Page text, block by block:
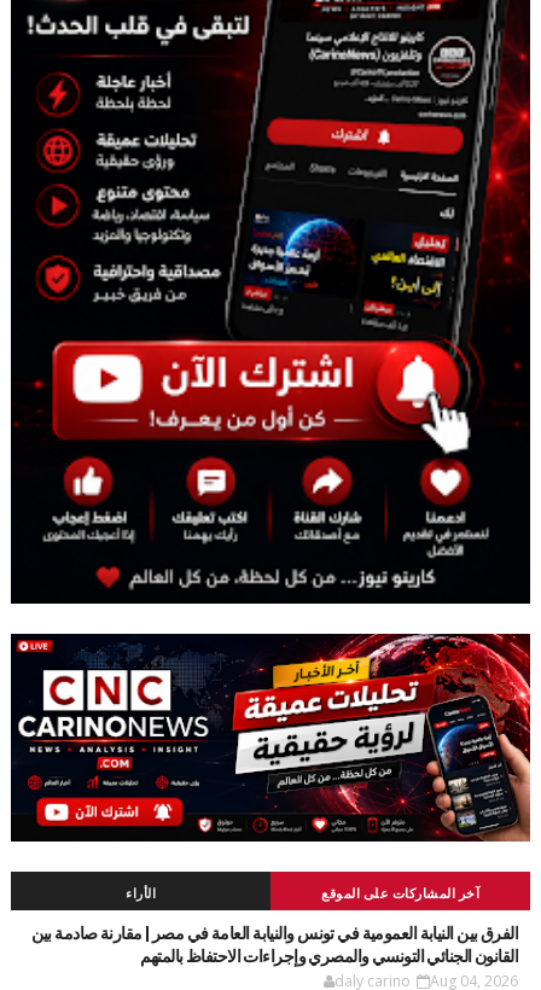
آخر المشاركات على الموقع الأراء
الفرق بين النيابة العمومية في تونس والنيابة العامة في مصر | مقارنة صادمة بين
القانون الجنائي التونسي والمصري وإجراءات الاحتفاظ بالمتهم
daly carino Aug 04, 2026